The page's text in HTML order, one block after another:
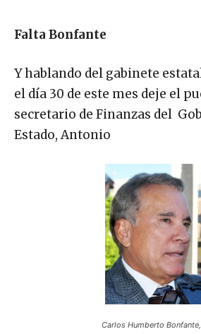
Falta Bonfante
Y hablando del gabinete
el día 30 de este mes deje el
secretario de Finanzas del
Estado, Antonio
Carlos Humberto